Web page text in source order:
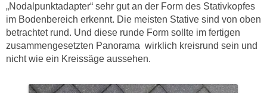
„Nodalpunktadapter“ sehr gut an der Form des Stativkopfes
im Bodenbereich erkennt. Die meisten Stative sind von oben
betrachtet rund. Und diese runde Form sollte im fertigen
zusammengesetzten Panorama wirklich kreisrund sein und
nicht wie ein Kreissäge aussehen.